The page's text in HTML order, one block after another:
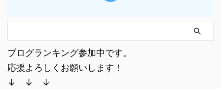
ブログランキング参加中です。
応援よろしくお願いします！
↓ ↓ ↓